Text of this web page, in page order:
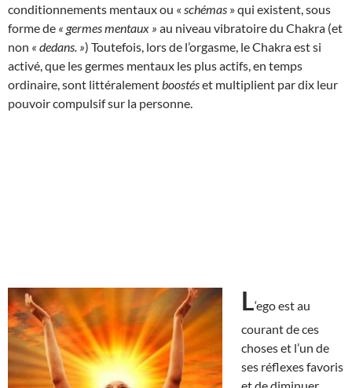
conditionnements mentaux ou « schémas » qui existent, sous
forme de « germes mentaux » au niveau vibratoire du Chakra (et
non « dedans. ») Toutefois, lors de l’orgasme, le Chakra est si
activé, que les germes mentaux les plus actifs, en temps
ordinaire, sont littéralement boostéset multiplient par dix leur
pouvoir compulsif sur la personne.
L‘ego est au
courant de ces
choses et l’un de
ses réflexes favoris
et de diminuer,